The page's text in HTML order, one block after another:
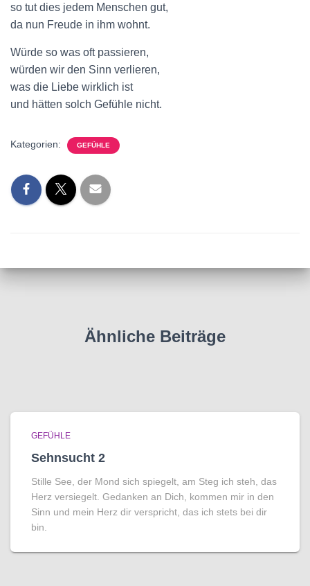
so tut dies jedem Menschen gut,
da nun Freude in ihm wohnt.
Würde so was oft passieren,
würden wir den Sinn verlieren,
was die Liebe wirklich ist
und hätten solch Gefühle nicht.
Kategorien: GEFÜHLE
Ähnliche Beiträge
GEFÜHLE
Sehnsucht 2
Stille See, der Mond sich spiegelt, am Steg ich steh, das
Herz versiegelt. Gedanken an Dich, kommen mir in den
Sinn und mein Herz dir verspricht, das ich stets bei dir
bin.